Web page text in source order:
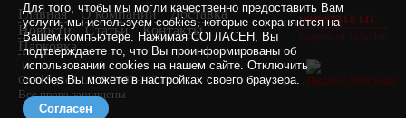
Для того, чтобы мы могли качественно предоставить Вам
услуги, мы используем cookies, которые сохраняются на
Вашем компьютере. Нажимая СОГЛАСЕН, Вы
подтверждаете то, что Вы проинформированы об
использовании cookies на нашем сайте. Отключить
cookies Вы можете в настройках своего браузера.
Согласен
Главная О компании
Доставка
Новости
Статьи
Контакты
Парковка
Com-Style LLC © 2007-2021 г.
Все права защищены